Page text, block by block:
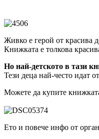
Живко е герой от красива
Книжката е толкова
Но най-детското в тази
Тези деца най-често идат
Можете да купите
Ето и повече инфо от